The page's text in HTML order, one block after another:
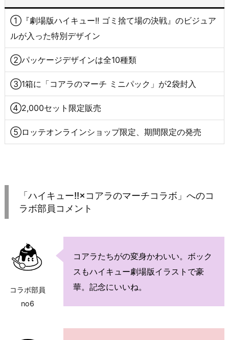
①『劇場版ハイキュー!! ゴミ捨て場の決戦』のビジュア
ルが入った特別デザイン
②パッケージデザインは全10種類
③1箱に「コアラのマーチ ミニパック」が2袋封入
④2,000セット限定販売
⑤ロッテオンラインショップ限定、期間限定の発売
「ハイキュー!!×コアラのマーチコラボ」へのコ
ラボ部員コメント
コラボ部員
no6
コアラたちがの変身かわいい。ボック
スもハイキュー劇場版イラストで豪
華。記念にいいね。